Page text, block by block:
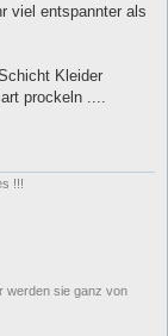
viel entspannter als
Kleider
prockeln ....
!!!
werden sie ganz von